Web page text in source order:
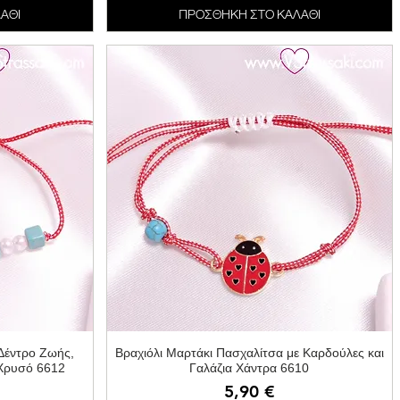
ΠΡΟΣΘΗΚΗ ΣΤΟ ΚΑΛΑΘΙ
Ζωής,
6612
Γρήγορη προβολή
Βραχιόλι Μαρτάκι Πασχαλίτσα με Καρδούλες και
Γαλάζια Χάντρα 6610
Τιμή
5,90 €